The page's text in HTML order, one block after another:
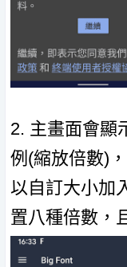
2. 主畫面會顯
例(縮放倍數)
以自訂大小加
置八種倍數，